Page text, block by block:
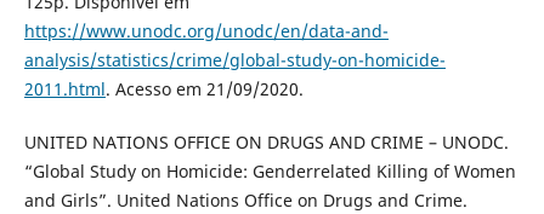
https://www.unodc.org/unodc/en/data-and-
analysis/statistics/crime/global-study-on-homicide-
2011.html. Acesso em 21/09/2020.
UNITED NATIONS OFFICE ON DRUGS AND CRIME – UNODC.
“Global Study on Homicide: Genderrelated Killing of Women
and Girls”. United Nations Office on Drugs and Crime.